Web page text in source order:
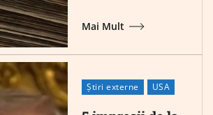
Mai Mult
Știri externe USA